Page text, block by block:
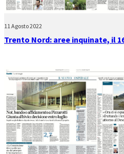
11 Agosto 2022
Trento Nord: aree inquinate, il